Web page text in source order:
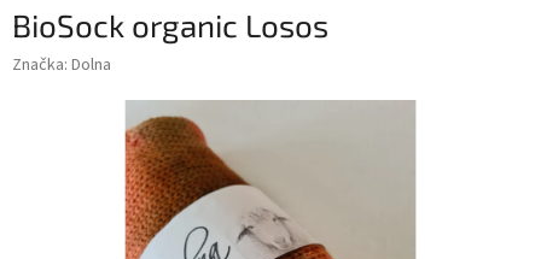
BioSock organic Losos
Značka: Dolna